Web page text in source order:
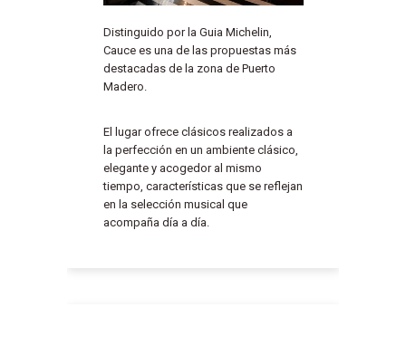
Distinguido por la Guia Michelin,
Cauce es una de las propuestas más
destacadas de la zona de Puerto
Madero.
El lugar ofrece clásicos realizados a
la perfección en un ambiente clásico,
elegante y acogedor al mismo
tiempo, características que se reflejan
en la selección musical que
acompaña día a día.